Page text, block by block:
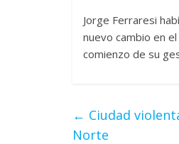
Jorge Ferraresi
nuevo cambio en
comienzo de su
← Ciudad
Norte